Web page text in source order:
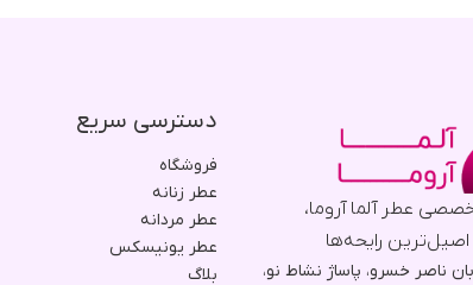
عطر آلما آروما،
اصیل‌ترین رایحه‌ها
ناصر خسرو، پاساژ نشاط نو،
دسترسی سریع
فروشگاه
عطر زنانه
عطر مردانه
عطر یونیسکس
بلاگ